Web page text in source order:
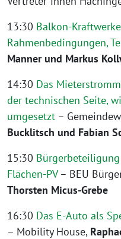
13:30 Balkon-
Rahmenbedingungen,
Manner und Markus
14:30 Das
der technischen Seite,
umgesetzt –
Bucklitsch und Fabian
15:30
Flächen-PV– BEU
Thorsten Micus-Grebe
16:30 Das E-Auto als
– Mobility House,